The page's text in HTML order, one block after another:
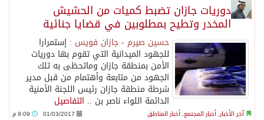
دوريات جازان تضبط كميات من الحشيش
المخدر وتطيح بمطلوبين في قضايا جنائية
حسين صيرم - جازان فويس : إستمرارا
للجهود الميدانية التي تقوم بها دوريات
اﻷمن بمنطقة جازان وماتحظى به تلك
الجهود من متابعة وأهتمام من قبل مدير
شرطة منطقة جازان رئيس اللجنة اﻷمنية
الدائمة اللواء ناصر بن .. التفاصيل
آخر الأخبار, أخبار المجتمع, أخبار المناطق 01/03/2017